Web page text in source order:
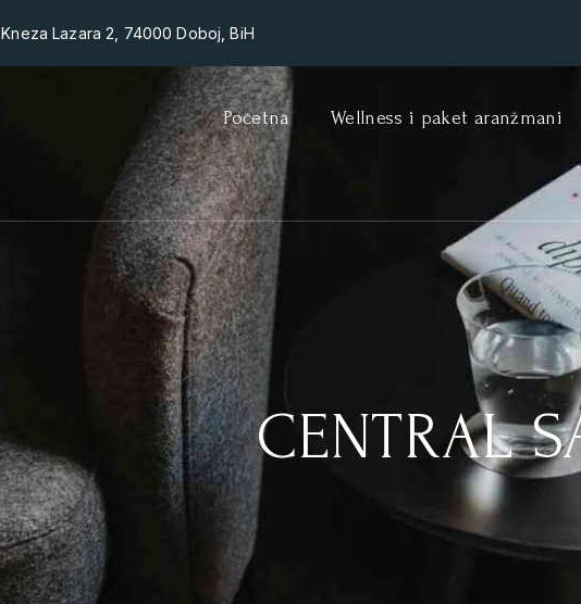
Kneza Lazara 2, 74000 Doboj, BiH
Početna Wellness i paket aranžmani
CENTRAL